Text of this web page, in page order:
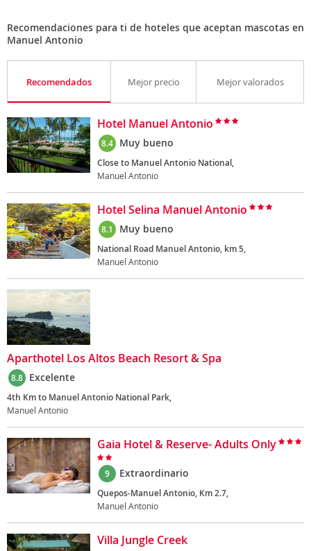
Recomendaciones para ti de hoteles que aceptan mascotas en
Manuel Antonio
Recomendados Mejor precio Mejor valorados
Hotel Manuel Antonio
8.4 Muy bueno
Close to Manuel Antonio National,
Manuel Antonio
Hotel Selina Manuel Antonio
8.1 Muy bueno
National Road Manuel Antonio, km 5,
Manuel Antonio
Aparthotel Los Altos Beach Resort & Spa
8.8 Excelente
4th Km to Manuel Antonio National Park,
Manuel Antonio
Gaia Hotel & Reserve- Adults Only
9 Extraordinario
Quepos-Manuel Antonio, Km 2.7,
Manuel Antonio
Villa Jungle Creek